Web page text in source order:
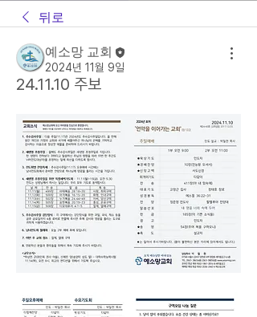
뒤로
예소망 교회
2024년 11월 9일
24.11.10 주보